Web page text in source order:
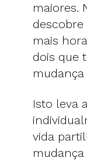
maiores.
mais
dois que
Isto leva
vida